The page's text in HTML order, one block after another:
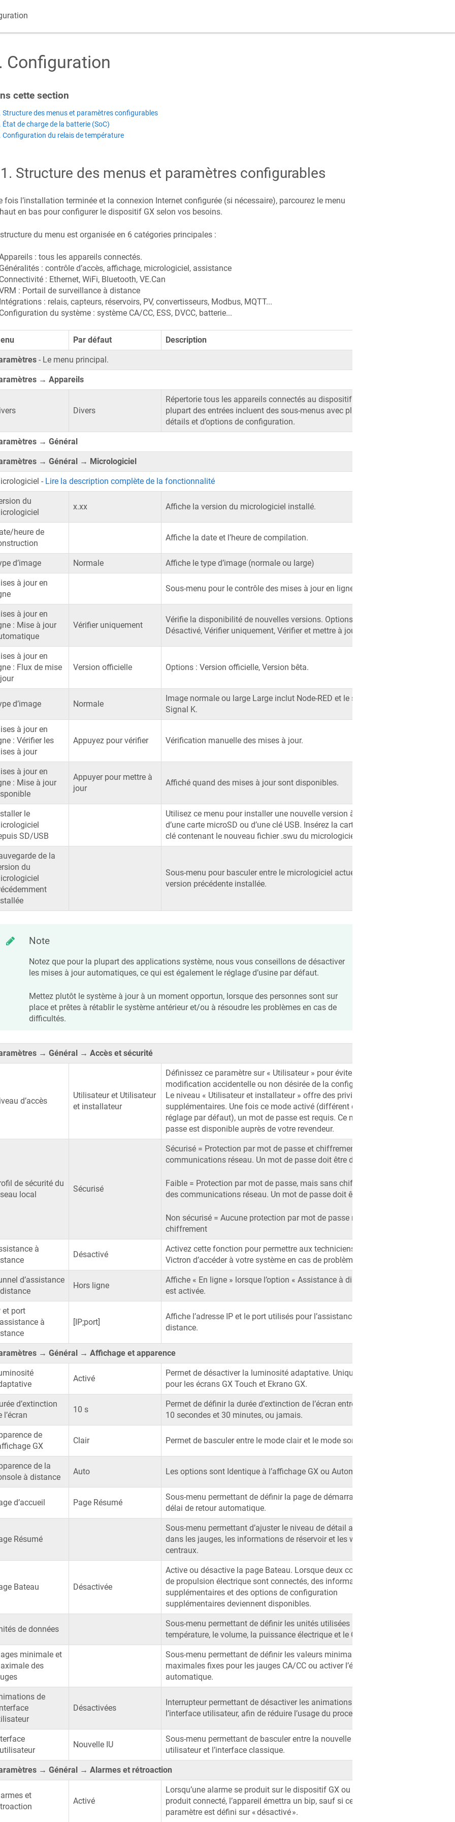
Configuration
cette section​
Structure des menus et paramètres configurables
État de charge de la batterie (SoC)
Configuration du relais de température
. Structure des menus et paramètres configurables
fois l’installation terminée et la connexion Internet configurée (si nécessaire), parcourez le menu
en bas pour configurer le dispositif GX selon vos besoins.
du menu est organisée en 6 catégories principales :
: tous les appareils connectés.
: contrôle d’accès, affichage, micrologiciel, assistance
: Ethernet, WiFi, Bluetooth, VE.Can
: Portail de surveillance à distance
: relais, capteurs, réservoirs, PV, convertisseurs, Modbus, MQTT...
du système : système CA/CC, ESS, DVCC, batterie...
Par défaut Description
- Le menu principal.
→ Appareils
Divers
Répertorie tous les appareils connectés au dispositif GX. La
plupart des entrées incluent des sous-menus avec plus de
détails et d’options de configuration.
→ Général
→ Général → Micrologiciel
- Lire la description complète de la fonctionnalité
du
x.xx Affiche la version du micrologiciel installé.
heure de
Affiche la date et l’heure de compilation.
d’image Normale Affiche le type d’image (normale ou large)
à jour en
Sous-menu pour le contrôle des mises à jour en ligne.
à jour en
: Mise à jour
Vérifier uniquement
Vérifie la disponibilité de nouvelles versions. Options :
Désactivé, Vérifier uniquement, Vérifier et mettre à jour.
à jour en
: Flux de mise
Version officielle Options : Version officielle, Version bêta.
d’image Normale
Image normale ou large Large inclut Node-RED et le serveur
Signal K.
à jour en
: Vérifier les
à jour
Appuyez pour vérifier Vérification manuelle des mises à jour.
à jour en
: Mise à jour
Appuyer pour mettre à
jour
Affiché quand des mises à jour sont disponibles.
le
SD/USB
Utilisez ce menu pour installer une nouvelle version à partir
d’une carte microSD ou d’une clé USB. Insérez la carte ou la
clé contenant le nouveau fichier .swu du micrologiciel.
de la
du
Sous-menu pour basculer entre le micrologiciel actuel et la
version précédente installée.
Note
Notez que pour la plupart des applications système, nous vous conseillons de désactiver
les mises à jour automatiques, ce qui est également le réglage d’usine par défaut.
Mettez plutôt le système à jour à un moment opportun, lorsque des personnes sont sur
place et prêtes à rétablir le système antérieur et/ou à résoudre les problèmes en cas de
difficultés.
→ Général → Accès et sécurité
d’accès
Utilisateur et Utilisateur
et installateur
Définissez ce paramètre sur « Utilisateur » pour éviter toute
modification accidentelle ou non désirée de la configuration.
Le niveau « Utilisateur et installateur » offre des privilèges
supplémentaires. Une fois ce mode activé (différent du
réglage par défaut), un mot de passe est requis. Ce mot de
passe est disponible auprès de votre revendeur.
de sécurité du
local
Sécurisé
Sécurisé = Protection par mot de passe et chiffrement des
communications réseau. Un mot de passe doit être défini.
Faible = Protection par mot de passe, mais sans chiffrement
des communications réseau. Un mot de passe doit être défini.
Non sécurisé = Aucune protection par mot de passe ni
chiffrement
à
Désactivé
Activez cette fonction pour permettre aux techniciens de
Victron d’accéder à votre système en cas de problème.
d’assistance
Hors ligne
Affiche « En ligne » lorsque l’option « Assistance à distance »
est activée.
et port
à
[IP;port]
Affiche l’adresse IP et le port utilisés pour l’assistance à
distance.
→ Général → Affichage et apparence
Activé
Permet de désactiver la luminosité adaptative. Uniquement
pour les écrans GX Touch et Ekrano GX.
d’extinction
l’écran
10 s
Permet de définir la durée d’extinction de l’écran entre
10 secondes et 30 minutes, ou jamais.
de
GX
Clair Permet de basculer entre le mode clair et le mode sombre.
de la
à distance
Auto Les options sont Identique à l’affichage GX ou Automatique.
d’accueil Page Résumé
Sous-menu permettant de définir la page de démarrage et le
délai de retour automatique.
Résumé
Sous-menu permettant d’ajuster le niveau de détail affiché
dans les jauges, les informations de réservoir et les widgets
centraux.
Bateau Désactivée
Active ou désactive la page Bateau. Lorsque deux contrôleurs
de propulsion électrique sont connectés, des informations
supplémentaires et des options de configuration
supplémentaires deviennent disponibles.
de données
Sous-menu permettant de définir les unités utilisées pour la
température, le volume, la puissance électrique et le GPS.
minimale et
des
Sous-menu permettant de définir les valeurs minimales et
maximales fixes pour les jauges CA/CC ou activer l’échelle
automatique.
de
Désactivées
Interrupteur permettant de désactiver les animations de
l’interface utilisateur, afin de réduire l’usage du processeur.
Nouvelle IU
Sous-menu permettant de basculer entre la nouvelle interface
utilisateur et l’interface classique.
→ Général → Alarmes et rétroaction
et
Activé
Lorsqu’une alarme se produit sur le dispositif GX ou sur un
produit connecté, l’appareil émettra un bip, sauf si ce
paramètre est défini sur « désactivé ».